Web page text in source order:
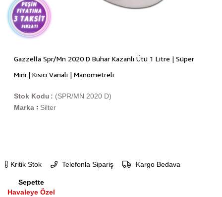
Gazzella Spr/Mn 2020 D Buhar Kazanlı Ütü 1 Litre | Süper
Mini | Kısıcı Vanalı | Manometreli
(SPR/MN 2020 D)
Stok Kodu
Marka : Silter
Kritik Stok Telefonla Sipariş Kargo Bedava
Sepette
Havaleye Özel